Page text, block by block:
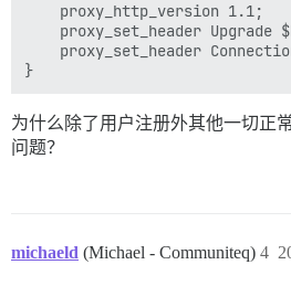
    proxy_http_version 1.1;
proxy_set_header Upgrade
proxy_set_header
为什么除了用户注册外其他一切正
问题？
michaeld (Michael - Communiteq) 4